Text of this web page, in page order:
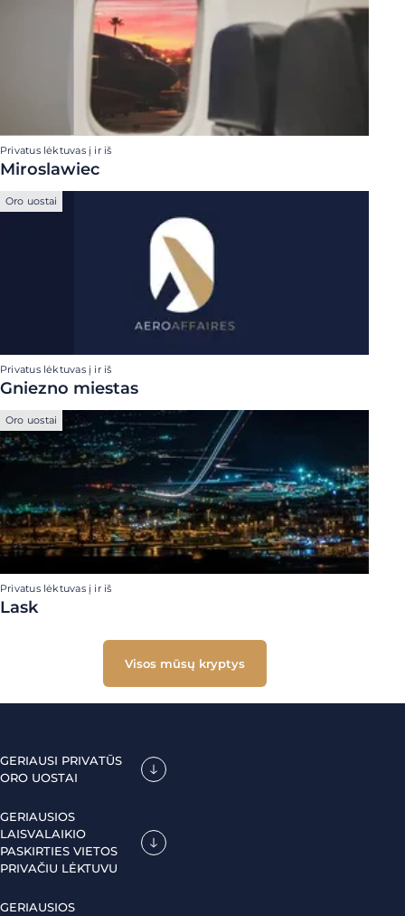
Privatus lėktuvas į ir iš
Miroslawiec
Oro uostai
Privatus lėktuvas į ir iš
Gniezno miestas
Oro uostai
Privatus lėktuvas į ir iš
Lask
Visos mūsų kryptys
GERIAUSI PRIVATŪS
ORO UOSTAI
GERIAUSIOS
LAISVALAIKIO
PASKIRTIES VIETOS
PRIVAČIU LĖKTUVU
GERIAUSIOS